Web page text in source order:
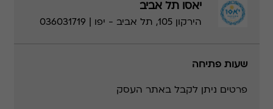
יאסו תל אביב
הירקון 105, תל אביב - יפו | 036031719
שעות פתיחה
פרטים ניתן לקבל באתר העסק